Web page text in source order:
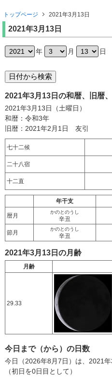
トップページ 2021年3月13日
2021年3月13日
年 月 日
2021年3月13日の和暦、旧暦
2021年3月13日（土曜日）
和暦：令和3年
旧暦：2021年2月1日 友引
七十二候
二十八宿
十二直
年干支
暦月
かのとのうし
辛丑
節月
かのとのうし
辛丑
2021年3月13日の月齢
月齢
29.33
今日まで（から）の日数
今日（2026年8月7日）は、2021
（初日を0日目として）